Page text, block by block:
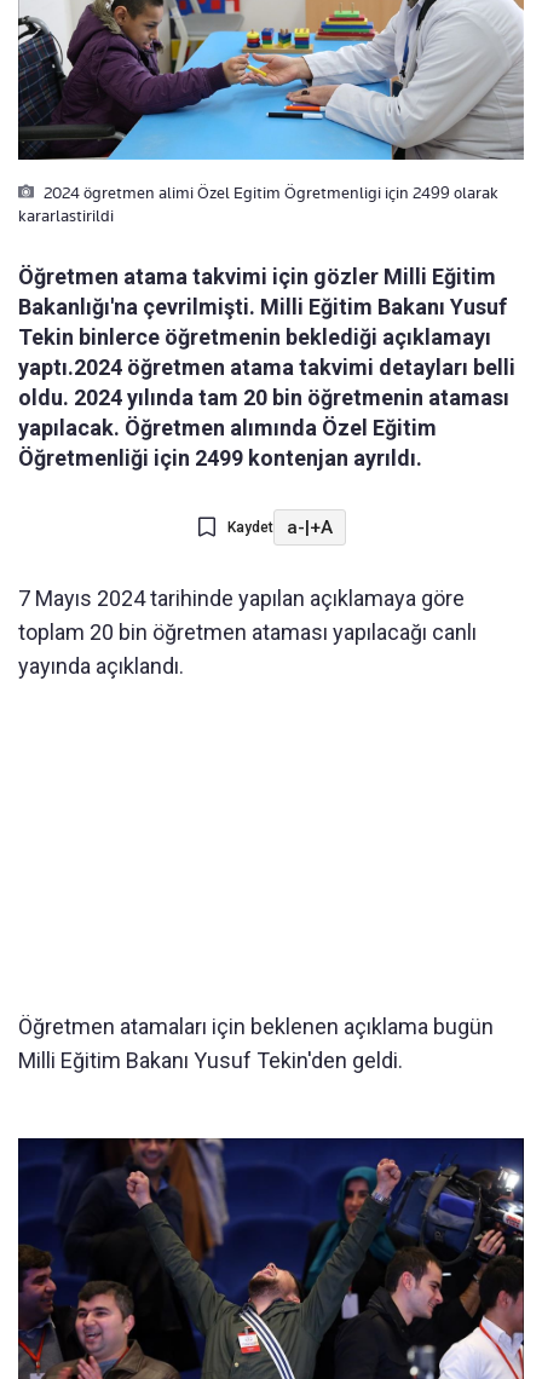
2024 ögretmen alimi Özel Egitim Ögretmenligi için 2499 olarak
kararlastirildi
Öğretmen atama takvimi için gözler Milli Eğitim
Bakanlığı'na çevrilmişti. Milli Eğitim Bakanı Yusuf
Tekin binlerce öğretmenin beklediği açıklamayı
yaptı.2024 öğretmen atama takvimi detayları belli
oldu. 2024 yılında tam 20 bin öğretmenin ataması
yapılacak. Öğretmen alımında Özel Eğitim
Öğretmenliği için 2499 kontenjan ayrıldı.
Kaydet a-|+A
7 Mayıs 2024 tarihinde yapılan açıklamaya göre
toplam 20 bin öğretmen ataması yapılacağı canlı
yayında açıklandı.
Öğretmen atamaları için beklenen açıklama bugün
Milli Eğitim Bakanı Yusuf Tekin'den geldi.